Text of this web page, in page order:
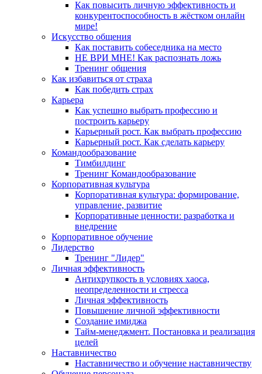
Как повысить личную эффективность и
конкурентоспособность в жёстком онлайн
мире!
Искусство общения
Как поставить собеседника на место
НЕ ВРИ МНЕ! Как распознать ложь
Тренинг общения
Как избавиться от страха
Как победить страх
Карьера
Как успешно выбрать профессию и
построить карьеру
Карьерный рост. Как выбрать профессию
Карьерный рост. Как сделать карьеру
Командообразование
Тимбилдинг
Тренинг Командообразование
Корпоративная культура
Корпоративная культура: формирование,
управление, развитие
Корпоративные ценности: разработка и
внедрение
Корпоративное обучение
Лидерство
Тренинг "Лидер"
Личная эффективность
Антихрупкость в условиях хаоса,
неопределенности и стресса
Личная эффективность
Повышение личной эффективности
Создание имиджа
Тайм-менеджмент. Постановка и реализация
целей
Наставничество
Наставничество и обучение наставничеству